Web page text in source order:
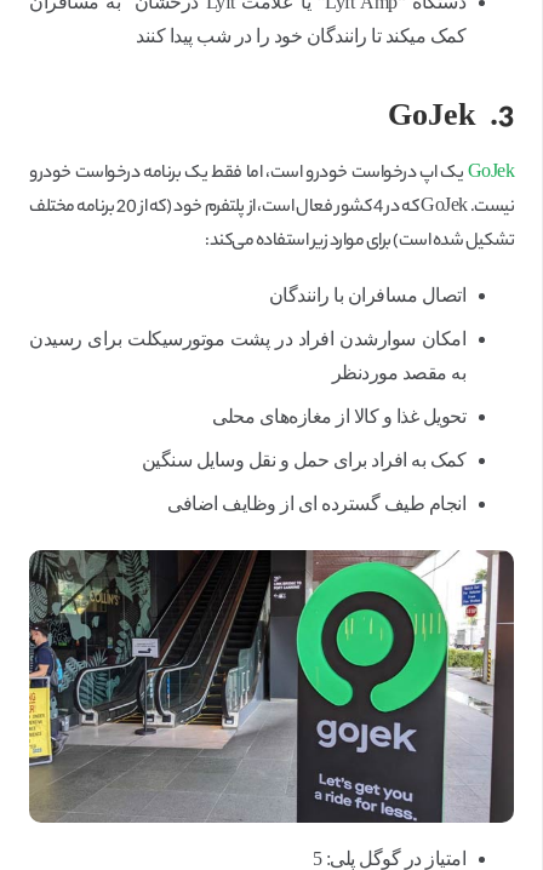
کمک می‎کند تا رانندگان خود را در شب پیدا کنند
3.
GoJek
GoJekیک اپ درخواست خودرو است، اما فقط یک برنامه درخواست خودرو
نیست. GoJek که در 4 کشور فعال است، از پلتفرم خود (که از 20 برنامه مختلف
تشکیل شده است) برای موارد زیر استفاده می‌کند:
اتصال مسافران با رانندگان
امکان سوارشدن افراد در پشت موتورسیکلت برای رسیدن
به مقصد موردنظر
تحویل غذا و کالا از مغازه‌های محلی
کمک به افراد برای حمل و نقل وسایل سنگین
انجام طیف گسترده ای از وظایف اضافی
امتیاز در گوگل پلی: 5